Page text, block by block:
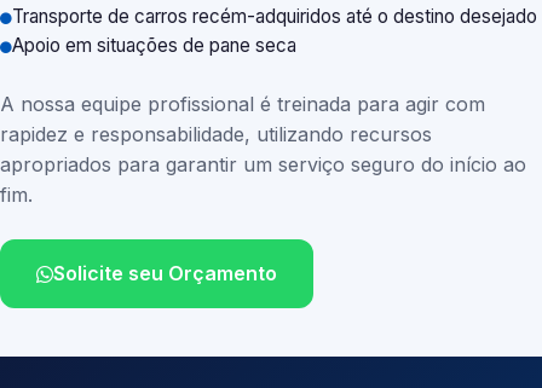
Transporte de carros recém-adquiridos até o destino desejado
Apoio em situações de pane seca
A nossa equipe profissional é treinada para agir com
rapidez e responsabilidade, utilizando recursos
apropriados para garantir um serviço seguro do início ao
fim.
Solicite seu Orçamento